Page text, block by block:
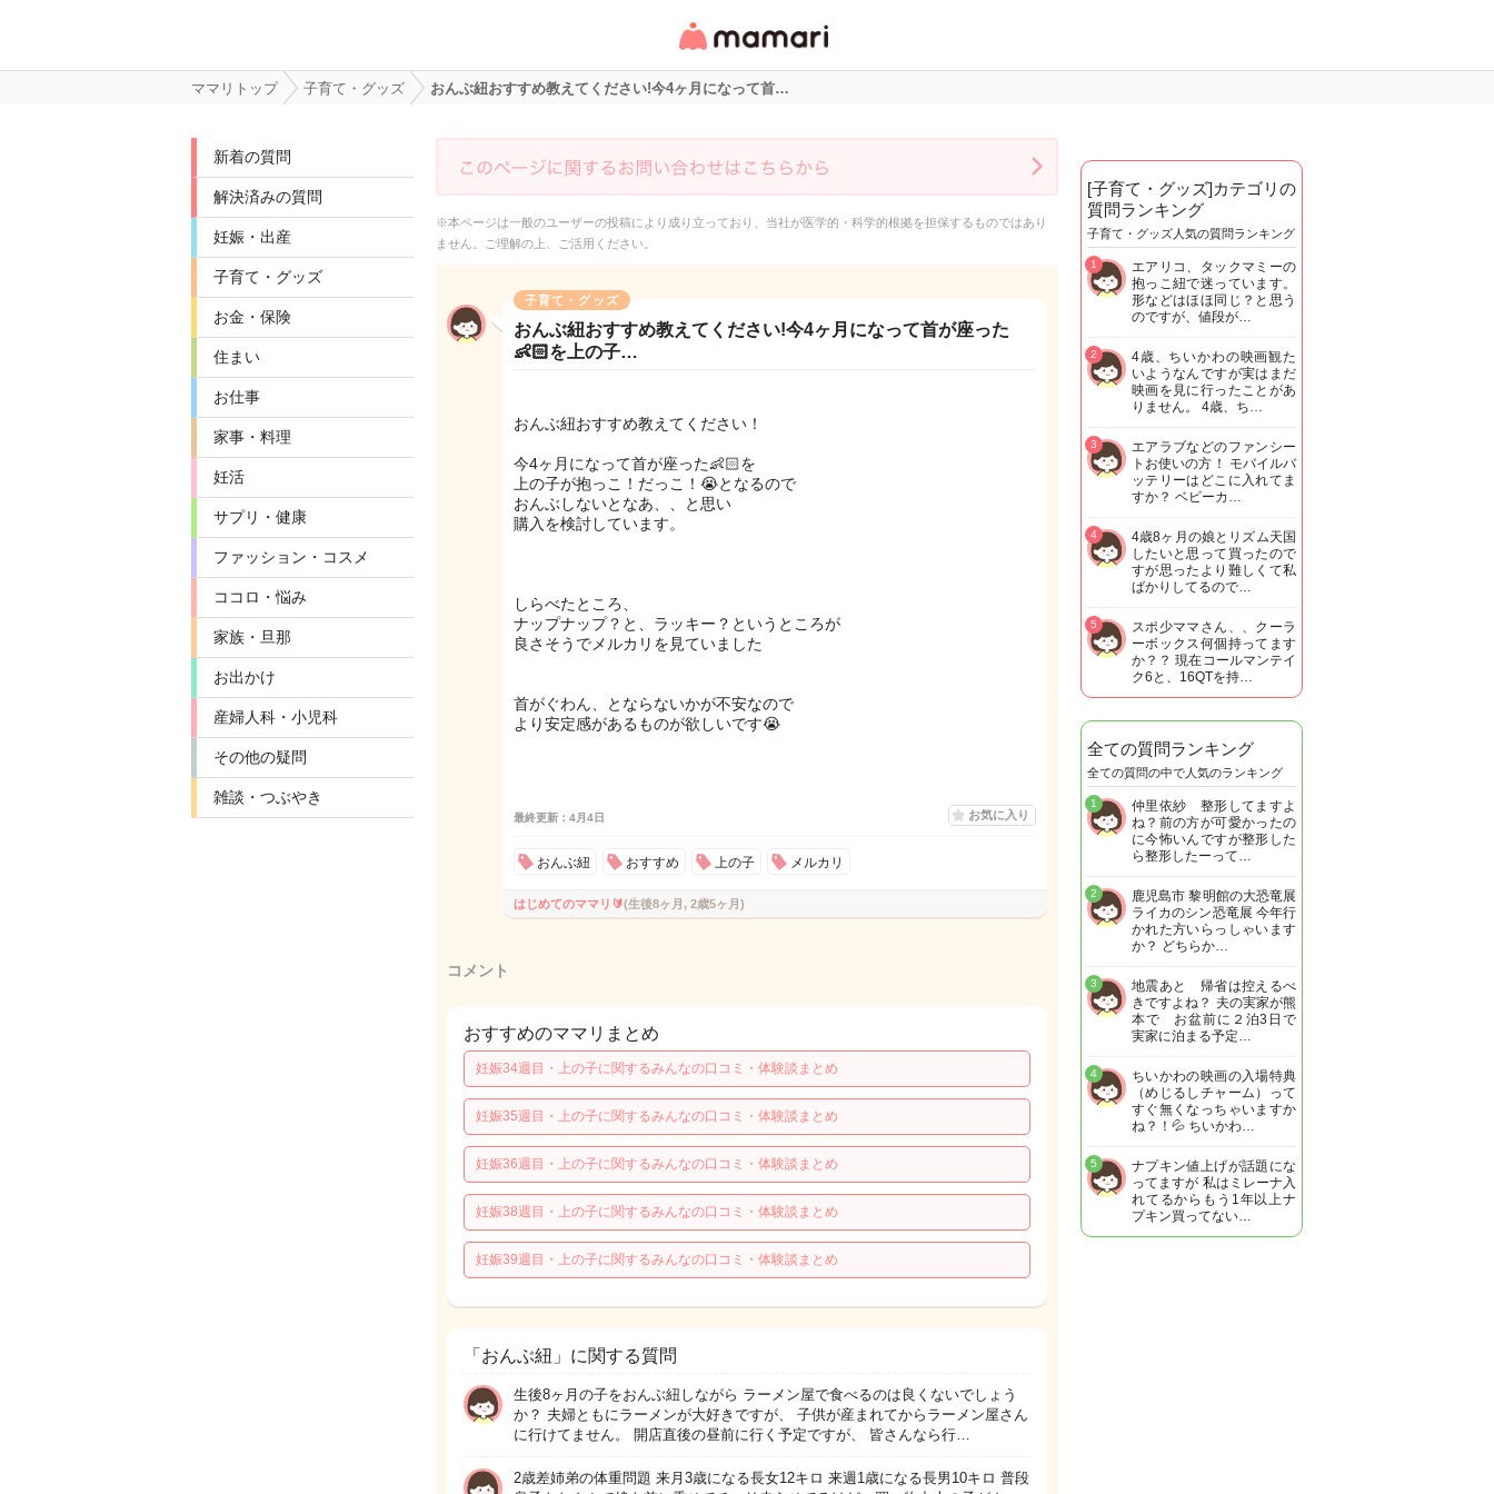
リ・情報サイト
ママリトップ 子育て・グッズ おんぶ紐おすすめ教えてください!今4ヶ月になって首…
新着の質問
解決済みの質問
妊娠・出産
子育て・グッズ
お金・保険
住まい
お仕事
家事・料理
妊活
サプリ・健康
ファッション・コスメ
ココロ・悩み
家族・旦那
お出かけ
産婦人科・小児科
その他の疑問
雑談・つぶやき
※本ページは一般のユーザーの投稿により成り立っており、当社が医学的・科学的根拠を担保するものではあり
ません。ご理解の上、ご活用ください。
子育て・グッズ
おんぶ紐おすすめ教えてください!今4ヶ月になって首が座った
👶🏻を上の子…
おんぶ紐おすすめ教えてください！
今4ヶ月になって首が座った👶🏻を
上の子が抱っこ！だっこ！😭となるので
おんぶしないとなあ、、と思い
購入を検討しています。
しらべたところ、
ナップナップ？と、ラッキー？というところが
良さそうでメルカリを見ていました
首がぐわん、とならないかが不安なので
より安定感があるものが欲しいです😭
最終更新：4月4日 お気に入り
おんぶ紐 おすすめ 上の子 メルカリ
はじめてのママリ🔰(生後8ヶ月, 2歳5ヶ月)
コメント
おすすめのママリまとめ
妊娠34週目・上の子に関するみんなの口コミ・体験談まとめ
妊娠35週目・上の子に関するみんなの口コミ・体験談まとめ
妊娠36週目・上の子に関するみんなの口コミ・体験談まとめ
妊娠38週目・上の子に関するみんなの口コミ・体験談まとめ
妊娠39週目・上の子に関するみんなの口コミ・体験談まとめ
「おんぶ紐」に関する質問
生後8ヶ月の子をおんぶ紐しながら ラーメン屋で食べるのは良くないでしょう
か？ 夫婦ともにラーメンが大好きですが、 子供が産まれてからラーメン屋さん
に行けてません。 開店直後の昼前に行く予定ですが、 皆さんなら行…
2歳差姉弟の体重問題 来月3歳になる長女12キロ 来週1歳になる長男10キロ 普段
[子育て・グッズ]カテゴリの
質問ランキング
子育て・グッズ人気の質問ランキング
エアリコ、タックマミーの
抱っこ紐で迷っています。
形などはほほ同じ？と思う
のですが、値段が…
1
4歳、ちいかわの映画観た
いようなんですが実はまだ
映画を見に行ったことがあ
りません。 4歳、ち…
2
エアラブなどのファンシー
トお使いの方！ モバイルバ
ッテリーはどこに入れてま
すか？ ベビーカ…
3
4歳8ヶ月の娘とリズム天国
したいと思って買ったので
すが思ったより難しくて私
ばかりしてるので…
4
スポ少ママさん、、クーラ
ーボックス何個持ってます
か？？ 現在コールマンテイ
ク6と、16QTを持…
5
全ての質問ランキング
全ての質問の中で人気のランキング
仲里依紗 整形してますよ
ね？前の方が可愛かったの
に今怖いんですが整形した
ら整形したーって…
1
鹿児島市 黎明館の大恐竜展
ライカのシン恐竜展 今年行
かれた方いらっしゃいます
か？ どちらか…
2
地震あと 帰省は控えるべ
きですよね？ 夫の実家が熊
本で お盆前に２泊3日で
実家に泊まる予定…
3
ちいかわの映画の入場特典
（めじるしチャーム）って
すぐ無くなっちゃいますか
ね？！💦 ちいかわ…
4
ナプキン値上げが話題にな
ってますが 私はミレーナ入
れてるからもう1年以上ナ
プキン買ってない…
5